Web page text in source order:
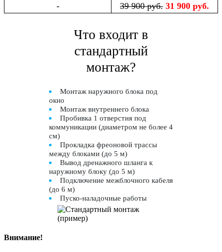
- 39 900 руб. 31 900 руб.
Что входит в
стандартный
монтаж?
Монтаж наружного блока под
окно
Монтаж внутреннего блока
Пробивка 1 отверстия под
коммуникации (диаметром не более 4
см)
Прокладка фреоновой трассы
между блоками (до 5 м)
Вывод дренажного шланга к
наружному блоку (до 5 м)
Подключение межблочного кабеля
(до 6 м)
Пуско-наладочные работы
Внимание!